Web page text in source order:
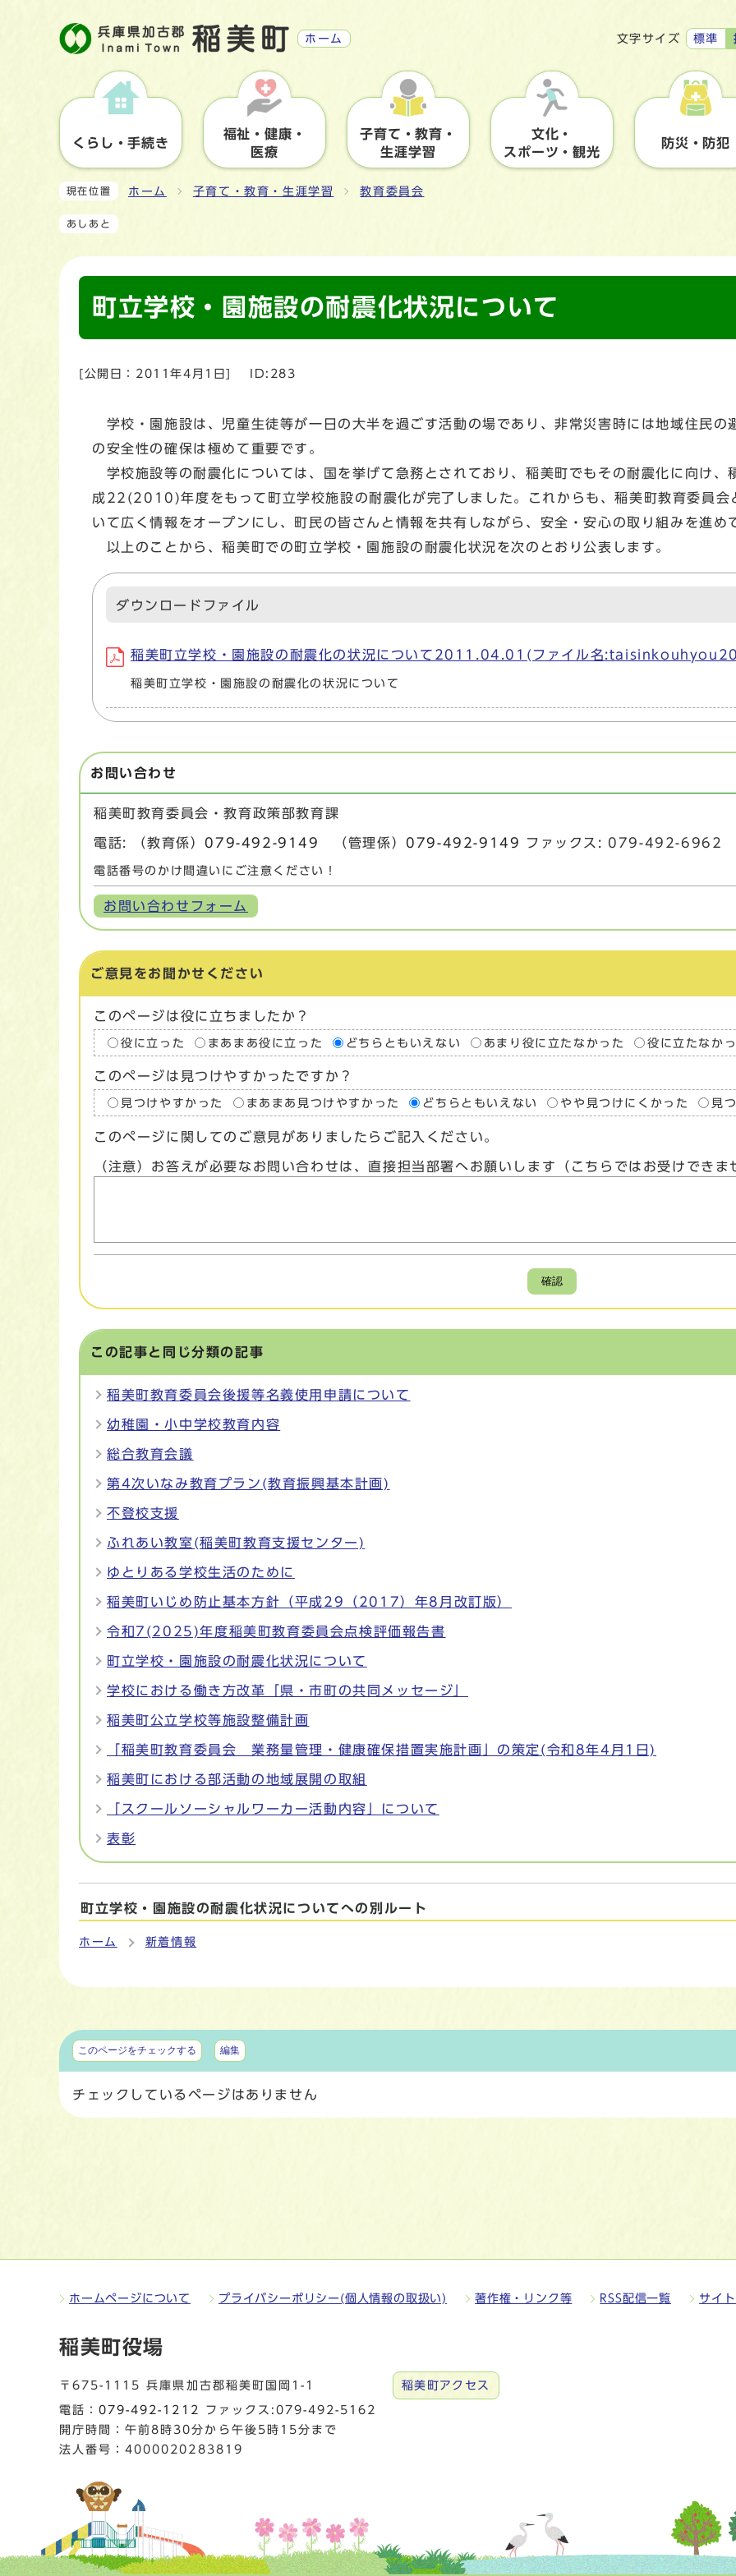
ホーム 文字サイズ 標準
くらし・手続き
福祉・健康・
医療
子育て・教育・
生涯学習
文化・
スポーツ・観光
防災・防犯
現在位置 ホーム 子育て・教育・生涯学習 教育委員会
あしあと
町立学校・園施設の耐震化状況について
[公開日： 2011年4月1日 ID:283
学校・園施設は、児童生徒等が一日の大半を過ごす活動の場であり、非常災害時には地域住民の
の安全性の確保は極めて重要です。
学校施設等の耐震化については、国を挙げて急務とされており、稲美町でもその耐震化に向け、
成22(2010)年度をもって町立学校施設の耐震化が完了しました。これからも、稲美町教育委員会
いて広く情報をオープンにし、町民の皆さんと情報を共有しながら、安全・安心の取り組みを進め
以上のことから、稲美町での町立学校・園施設の耐震化状況を次のとおり公表します。
ダウンロードファイル
稲美町立学校・園施設の耐震化の状況について2011.04.01(ファイル名
稲美町立学校・園施設の耐震化の状況について
お問い合わせ
稲美町教育委員会・教育政策部教育課
電話: （教育係） 079-492-9149 （管理係） 079-492-9149 ファックス: 079-492-6962
電話番号のかけ間違いにご注意ください！
お問い合わせフォーム
ご意見をお聞かせください
このページは役に立ちましたか？
役に立った まあまあ役に立った どちらともいえない あまり役に立たなかった 役に立たなか
このページは見つけやすかったですか？
見つけやすかった まあまあ見つけやすかった どちらともいえない やや見つけにくかった 見
このページに関してのご意見がありましたらご記入ください。
（注意）お答えが必要なお問い合わせは、直接担当部署へお願いします（こちらではお受けできま
確認
この記事と同じ分類の記事
稲美町教育委員会後援等名義使用申請について
幼稚園・小中学校教育内容
総合教育会議
第4次いなみ教育プラン(教育振興基本計画)
不登校支援
ふれあい教室(稲美町教育支援センター)
ゆとりある学校生活のために
稲美町いじめ防止基本方針（平成29（2017）年8月改訂版）
令和7(2025)年度稲美町教育委員会点検評価報告書
町立学校・園施設の耐震化状況について
学校における働き方改革「県・市町の共同メッセージ」
稲美町公立学校等施設整備計画
「稲美町教育委員会 業務量管理・健康確保措置実施計画」の策定(令和8年4月1日)
稲美町における部活動の地域展開の取組
「スクールソーシャルワーカー活動内容」について
表彰
町立学校・園施設の耐震化状況についてへの別ルート
ホーム 新着情報
マイページ
このページをチェックする 編集
チェックしているページはありません
ホームページについて プライバシーポリシー(個人情報の取扱い) 著作権・リンク等 RSS配信一覧 サイ
稲美町役場
〒675-1115 兵庫県加古郡稲美町国岡1-1 稲美町アクセス
電話：079-492-1212
ファックス:079-492-5162
開庁時間：午前8時30分から午後5時15分まで
法人番号：4000020283819